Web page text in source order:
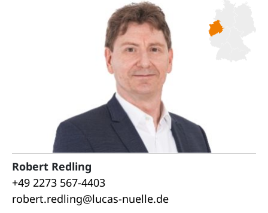
Robert Redling
+49 2273 567-4403
robert.redling@lucas-nuelle.de